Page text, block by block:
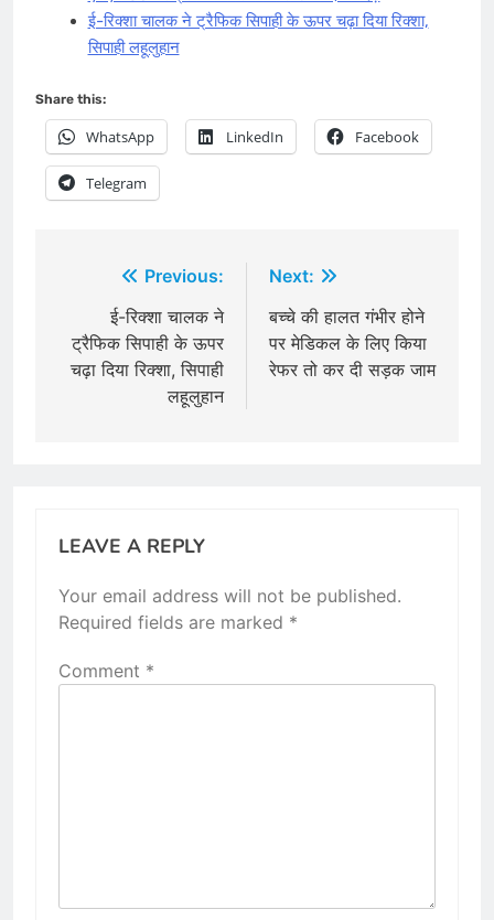
ई-रिक्शा चालक ने ट्रैफिक सिपाही के ऊपर चढ़ा दिया रिक्शा,
सिपाही लहूलुहान
Share this:
WhatsApp LinkedIn Facebook
Telegram
navigation
Previous:
ई-रिक्शा चालक ने
ट्रैफिक सिपाही के ऊपर
चढ़ा दिया रिक्शा, सिपाही
लहूलुहान
Next:
बच्चे की हालत गंभीर होने
पर मेडिकल के लिए किया
रेफर तो कर दी सड़क जाम
LEAVE A REPLY
Your email address will not be published.
Required fields are marked *
Comment *